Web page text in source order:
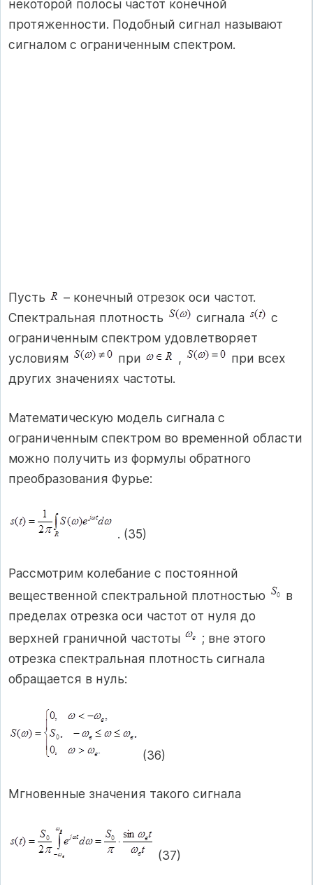
некоторой полосы частот конечной
протяженности. Подобный сигнал называют
сигналом с ограниченным спектром.
Пусть
– конечный отрезок оси частот.
Спектральная плотность
сигнала
с
ограниченным спектром удовлетворяет
условиям
при ,
при всех
других значениях частоты.
Математическую модель сигнала с
ограниченным спектром во временной области
можно получить из формулы обратного
преобразования Фурье:
. (35)
Рассмотрим колебание с постоянной
вещественной спектральной плотностью
в
пределах отрезка оси частот от нуля до
верхней граничной частоты
; вне этого
отрезка спектральная плотность сигнала
обращается в нуль:
(36)
Мгновенные значения такого сигнала
(37)